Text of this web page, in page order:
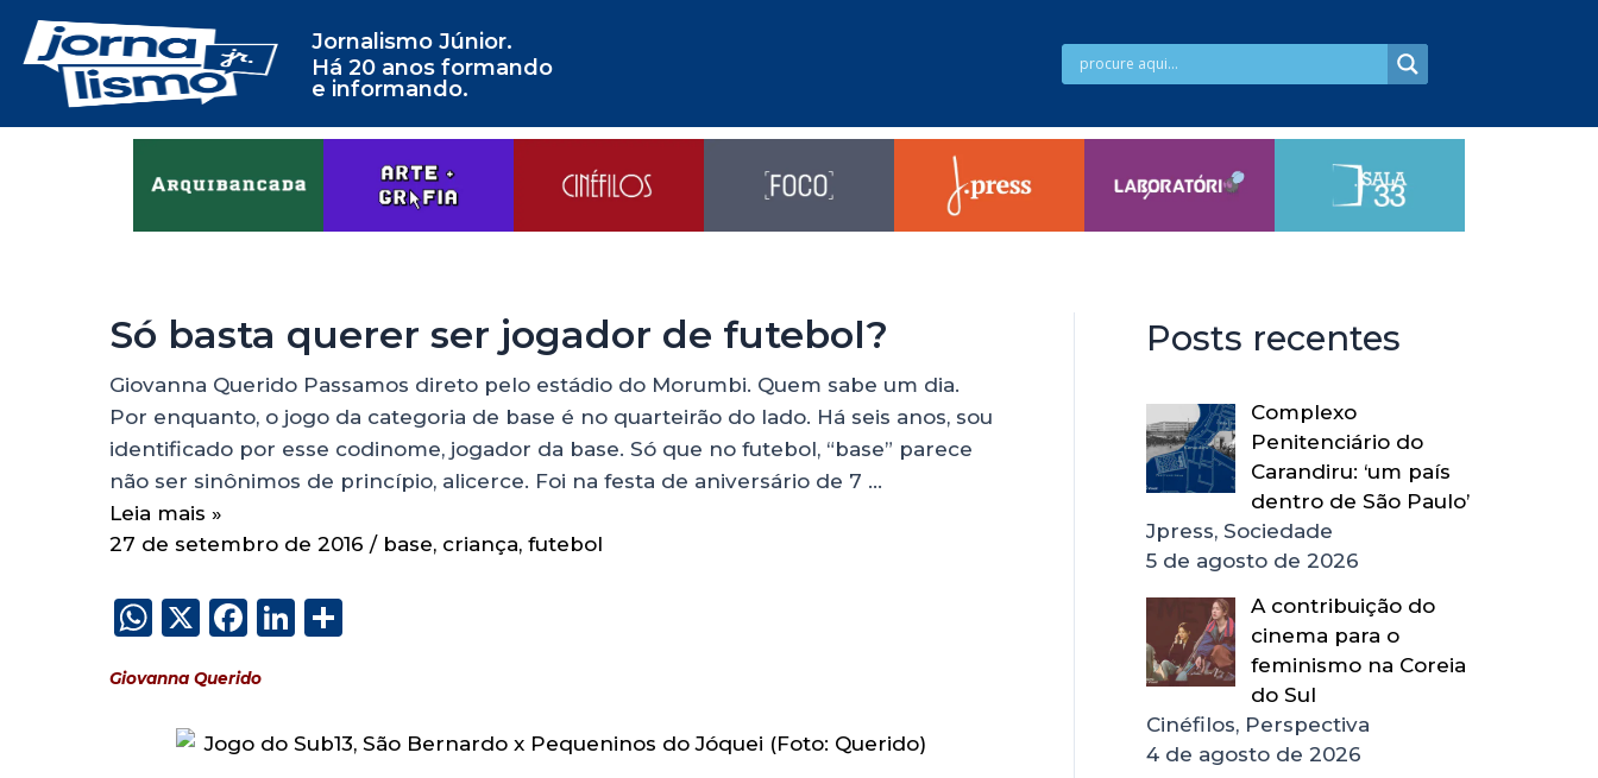
Jornalismo Júnior.
Há 20 anos formando
e informando.
Só basta querer ser jogador de futebol?
Giovanna Querido Passamos direto pelo estádio do Morumbi. Quem sabe um dia.
Por enquanto, o jogo da categoria de base é no quarteirão do lado. Há seis anos, sou
identificado por esse codinome, jogador da base. Só que no futebol, “base” parece
não ser sinônimos de princípio, alicerce. Foi na festa de aniversário de 7 …
Leia mais »
27 de setembro de 2016 / base, criança, futebol
W
a
ts
X
F
c
e
Li
e re
Giovanna Querido
Posts recentes
Complexo
Penitenciário do
Carandiru: ‘um país
dentro de São Paulo’
Jpress, Sociedade
5 de agosto de 2026
A contribuição do
cinema para o
feminismo na Coreia
do Sul
Cinéfilos, Perspectiva
4 de agosto de 2026